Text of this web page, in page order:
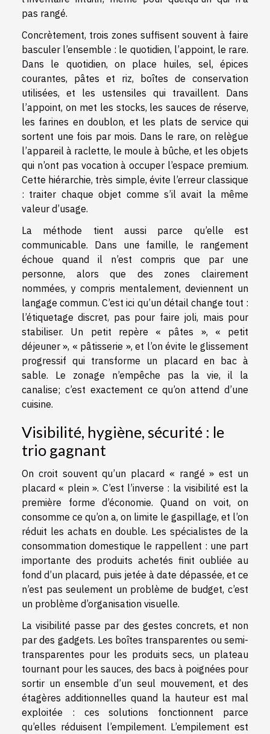
pas rangé.
Concrètement, trois zones suffisent souvent à faire
basculer l’ensemble : le quotidien, l’appoint, le rare.
Dans le quotidien, on place huiles, sel, épices
courantes, pâtes et riz, boîtes de conservation
utilisées, et les ustensiles qui travaillent. Dans
l’appoint, on met les stocks, les sauces de réserve,
les farines en doublon, et les plats de service qui
sortent une fois par mois. Dans le rare, on relègue
l’appareil à raclette, le moule à bûche, et les objets
qui n’ont pas vocation à occuper l’espace premium.
Cette hiérarchie, très simple, évite l’erreur classique
: traiter chaque objet comme s’il avait la même
valeur d’usage.
La méthode tient aussi parce qu’elle est
communicable. Dans une famille, le rangement
échoue quand il n’est compris que par une
personne, alors que des zones clairement
nommées, y compris mentalement, deviennent un
langage commun. C’est ici qu’un détail change tout :
l’étiquetage discret, pas pour faire joli, mais pour
stabiliser. Un petit repère « pâtes », « petit
déjeuner », « pâtisserie », et l’on évite le glissement
progressif qui transforme un placard en bac à
sable. Le zonage n’empêche pas la vie, il la
canalise; c’est exactement ce qu’on attend d’une
cuisine.
Visibilité, hygiène, sécurité : le
trio gagnant
On croit souvent qu’un placard « rangé » est un
placard « plein ». C’est l’inverse : la visibilité est la
première forme d’économie. Quand on voit, on
consomme ce qu’on a, on limite le gaspillage, et l’on
réduit les achats en double. Les spécialistes de la
consommation domestique le rappellent : une part
importante des produits achetés finit oubliée au
fond d’un placard, puis jetée à date dépassée, et ce
n’est pas seulement un problème de budget, c’est
un problème d’organisation visuelle.
La visibilité passe par des gestes concrets, et non
par des gadgets. Les boîtes transparentes ou semi-
transparentes pour les produits secs, un plateau
tournant pour les sauces, des bacs à poignées pour
sortir un ensemble d’un seul mouvement, et des
étagères additionnelles quand la hauteur est mal
exploitée : ces solutions fonctionnent parce
qu’elles réduisent l’empilement. L’empilement est